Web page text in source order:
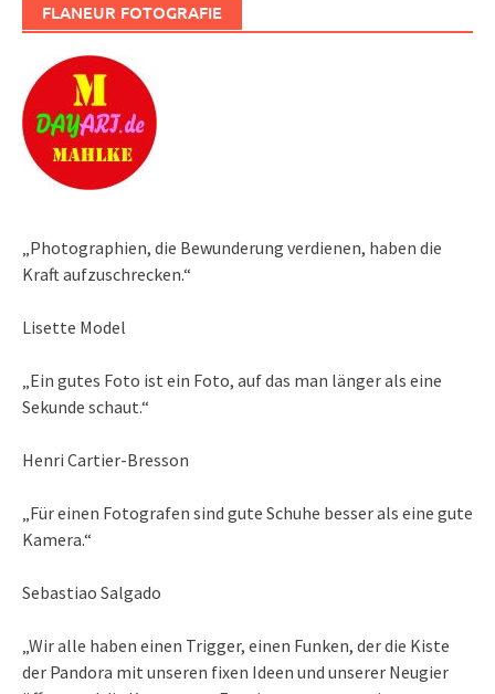
FLANEUR FOTOGRAFIE
„Photographien, die Bewunderung verdienen, haben die
Kraft aufzuschrecken.“
Lisette Model
„Ein gutes Foto ist ein Foto, auf das man länger als eine
Sekunde schaut.“
Henri Cartier-Bresson
„Für einen Fotografen sind gute Schuhe besser als eine gute
Kamera.“
Sebastiao Salgado
„Wir alle haben einen Trigger, einen Funken, der die Kiste
der Pandora mit unseren fixen Ideen und unserer Neugier